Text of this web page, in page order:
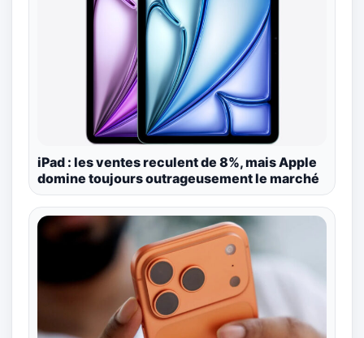
iPad : les ventes reculent de 8%, mais Apple
domine toujours outrageusement le marché